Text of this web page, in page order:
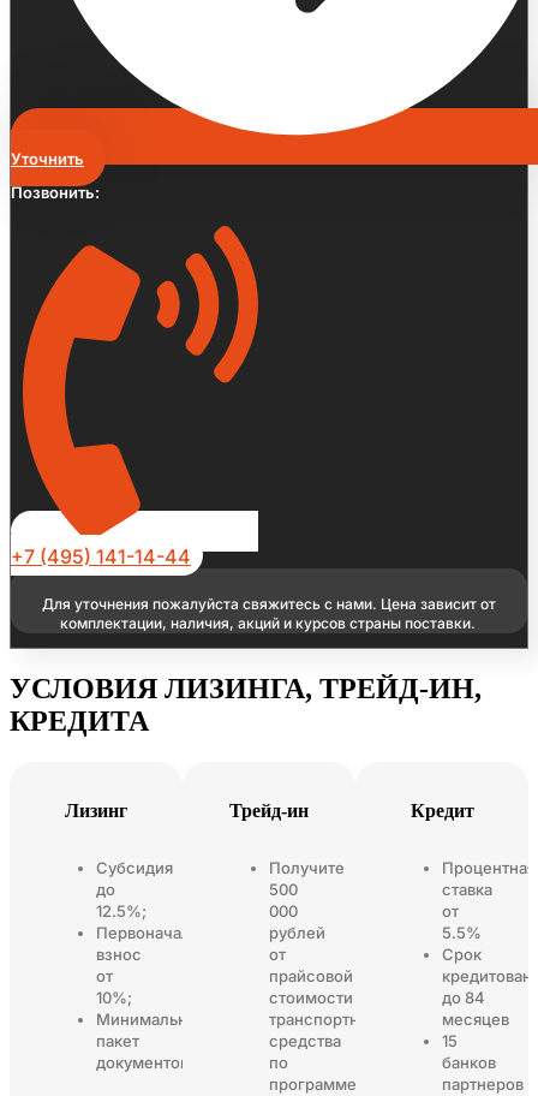
Уточнить
Позвонить:
+7 (495) 141-14-44
Для уточнения пожалуйста свяжитесь с нами. Цена зависит от
комплектации, наличия, акций и курсов страны поставки.
УСЛОВИЯ ЛИЗИНГА, ТРЕЙД-ИН,
КРЕДИТА
Лизинг
Субсидия
до
12.5%;
Первоначальный
взнос
от
10%;
Минимальный
пакет
документов
Трейд-ин
Получите
500
000
рублей
от
прайсовой
стоимости
транспортного
средства
по
программе
Кредит
Процентная
ставка
от
5.5%
Срок
до 84
месяцев
15
банков
партнеров